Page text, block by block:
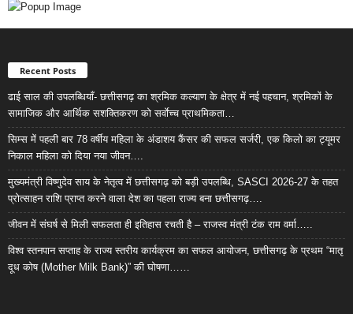
Recent Posts
ढाई साल की उपलब्धियाँ- छत्तीसगढ़ का श्रमिक कल्याण के क्षेत्र में नई पहचान, श्रमिकों के
सामाजिक और आर्थिक सशक्तिकरण को सर्वाेच्च प्राथमिकता…
सिम्स में पहली बार 78 वर्षीय महिला के अंडाशय कैंसर की सफल सर्जरी, एक किलो का ट्यूमर
निकाल महिला को दिया नया जीवन….
मुख्यमंत्री विष्णुदेव साय के नेतृत्व में छत्तीसगढ़ को बड़ी उपलब्धि, SASCI 2026-27 के तहत
प्रोत्साहन राशि प्राप्त करने वाला देश का पहला राज्य बना छत्तीसगढ़….
जीवन में संघर्ष से मिली सफलता ही इतिहास रचती है – राजस्व मंत्री टंक राम वर्मा…..
विश्व स्तनपान सप्ताह के राज्य स्तरीय कार्यक्रम का सफल आयोजन, छत्तीसगढ़ के प्रथम “मातृ
दूध कोष (Mother Milk Bank)” की घोषणा……